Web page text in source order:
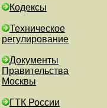
Кодексы
Техническое
регулирование
Документы
Правительства
Москвы
ГТК России